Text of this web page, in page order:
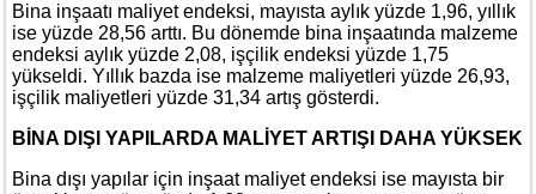
Bina inşaatı maliyet endeksi, mayısta aylık yüzde 1,96, yıllık
ise yüzde 28,56 arttı. Bu dönemde bina inşaatında malzeme
endeksi aylık yüzde 2,08, işçilik endeksi yüzde 1,75
yükseldi. Yıllık bazda ise malzeme maliyetleri yüzde 26,93,
işçilik maliyetleri yüzde 31,34 artış gösterdi.
BİNA DIŞI YAPILARDA MALİYET ARTIŞI DAHA YÜKSEK
Bina dışı yapılar için inşaat maliyet endeksi ise mayısta bir